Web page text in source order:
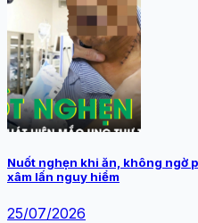
Nuốt nghẹn khi ăn, không ngờ
xâm lấn nguy hiểm
25/07/2026